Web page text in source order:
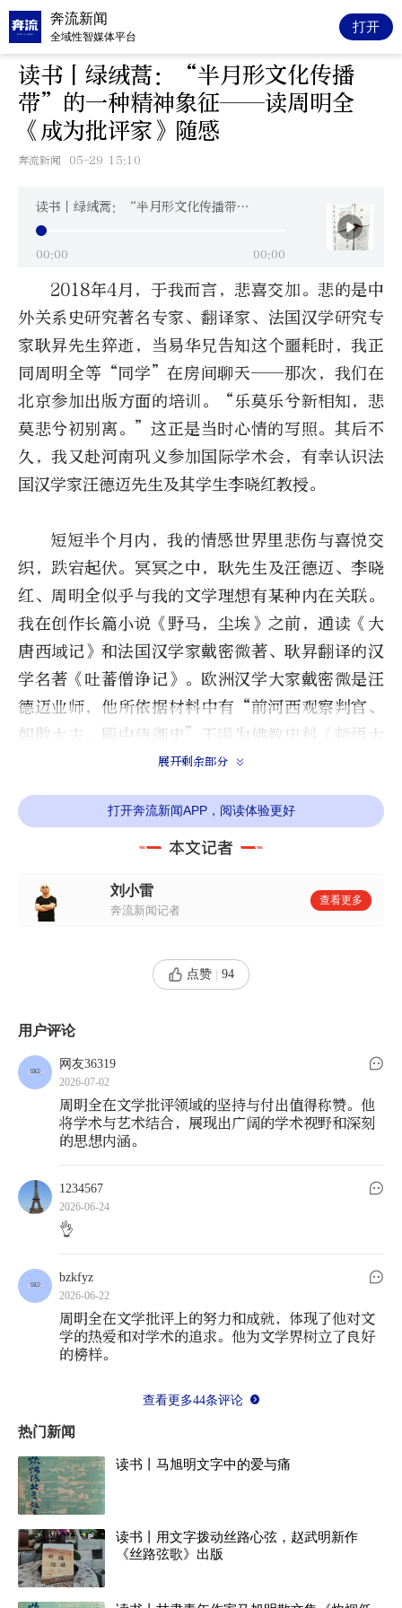
奔流新闻
全域性智媒体平台
打开
读书丨绿绒蒿：“半月形文化传播
带”的一种精神象征——读周明全
《成为批评家》随感
奔流新闻 05-29 15:10
读书丨绿绒蒿：“半月形文化传播带”的一种精神象征——读周明全《成为批评家》随感
00:00 00:00
2018年4月，于我而言，悲喜交加。悲的是中
外关系史研究著名专家、翻译家、法国汉学研究专
家耿昇先生猝逝，当易华兄告知这个噩耗时，我正
同周明全等“同学”在房间聊天——那次，我们在
北京参加出版方面的培训。“乐莫乐兮新相知，悲
莫悲兮初别离。”这正是当时心情的写照。其后不
久，我又赴河南巩义参加国际学术会，有幸认识法
国汉学家汪德迈先生及其学生李晓红教授。
短短半个月内，我的情感世界里悲伤与喜悦交
织，跌宕起伏。冥冥之中，耿先生及汪德迈、李晓
红、周明全似乎与我的文学理想有某种内在关联。
我在创作长篇小说《野马，尘埃》之前，通读《大
唐西域记》和法国汉学家戴密微著、耿昇翻译的汉
学名著《吐蕃僧诤记》。欧洲汉学大家戴密微是汪
德迈业师，他所依据材料中有“前河西观察判官、
朝散大夫、殿中侍御史”王锡为佛教史料《顿悟大
乘正理决》所作序、两份给吐蕃赞普上奏的草稿、
大辩论汉文档案及摩诃衍呈交吐蕃赞普的三道表
章，还有大量有关唐蕃关系的敦煌汉文文书。戴密
微像中国传统考据学家那样利用这些敦煌藏经洞史
须学识渊博、志虑忠纯。因此，2012年偶识耿先
不料，先生猝然离世！
题。但在巩义，与汪德迈先生、李晓红教授相见，
不能不说耿昇先生及其译著。与会期间，我和李晓
红教授搀扶、照顾汪先生，一则表达对法国汉学家
的敬意，再则借此弥补未能照顾耿先生的遗憾。
后来，汪德迈教授为《野马，尘埃》题词，李
晓红教授翻译成汉语：“这是中国唐代历史上的一
次狂野的驰骋。”苍茫人事，总是充满各种机缘。
成为我和明全结识的背景。在北京培训期间闲聊
时，明全随便问我最近在写什么文字。我便说起探
索性极强的长篇小说《野马，尘埃》和《禹王
文字的张力究竟能到达什么程度、高难度的叙事如
何像轻舟一样穿过万重山、古老文化记忆能否在喧
哗与骚动中被激活，等等，这些话题，如果对方稍
有倦意，我便识趣地急刹车。没想到，年轻的明全
竟然听得津津有味，致使我滔滔不绝说了很多。约
请我将《禹王书》提炼成10万字的缩略本，刊发在
当年《大家》第六期。2021年《野马，尘埃》出版
前，《大家》刊发其中章节《敦煌之围：虚幻与非
展开剩余部分
打开奔流新闻APP，阅读体验更好
刘小雷
奔流新闻记者
查看更多
点赞 94
用户评论
网友36319
2026-07-02
周明全在文学批评领域的坚持与付出值得称赞。他
将学术与艺术结合，展现出广阔的学术视野和深刻
的思想内涵。
1234567
2026-06-24
👌
bzkfyz
2026-06-22
周明全在文学批评上的努力和成就，体现了他对文
学的热爱和对学术的追求。他为文学界树立了良好
的榜样。
查看更多44条评论
热门新闻
读书丨马旭明文字中的爱与痛
读书丨用文字拨动丝路心弦，赵武明新作
《丝路弦歌》出版